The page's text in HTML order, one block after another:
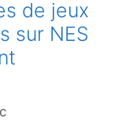
de jeux
sur NES